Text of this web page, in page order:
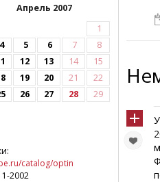
Апрель 2007
1
4 5 6 7
8
12 13 14
15
19 20 21
22
26 27 28
29
catalog/optin
2002